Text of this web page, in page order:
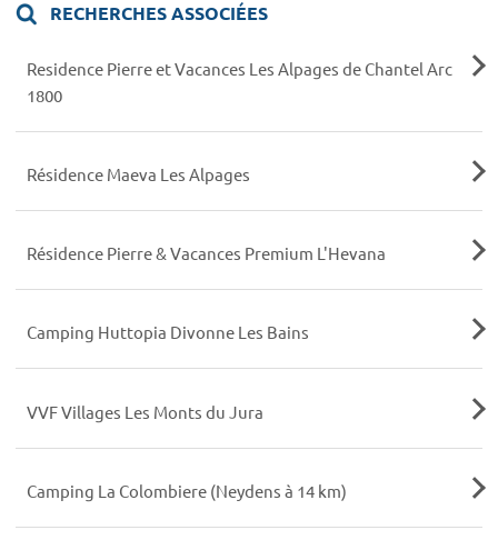
RECHERCHES ASSOCIÉES
Residence Pierre et Vacances Les Alpages de Chantel Arc
1800
Résidence Maeva Les Alpages
Résidence Pierre & Vacances Premium L'Hevana
Camping Huttopia Divonne Les Bains
VVF Villages Les Monts du Jura
Camping La Colombiere (Neydens à 14 km)